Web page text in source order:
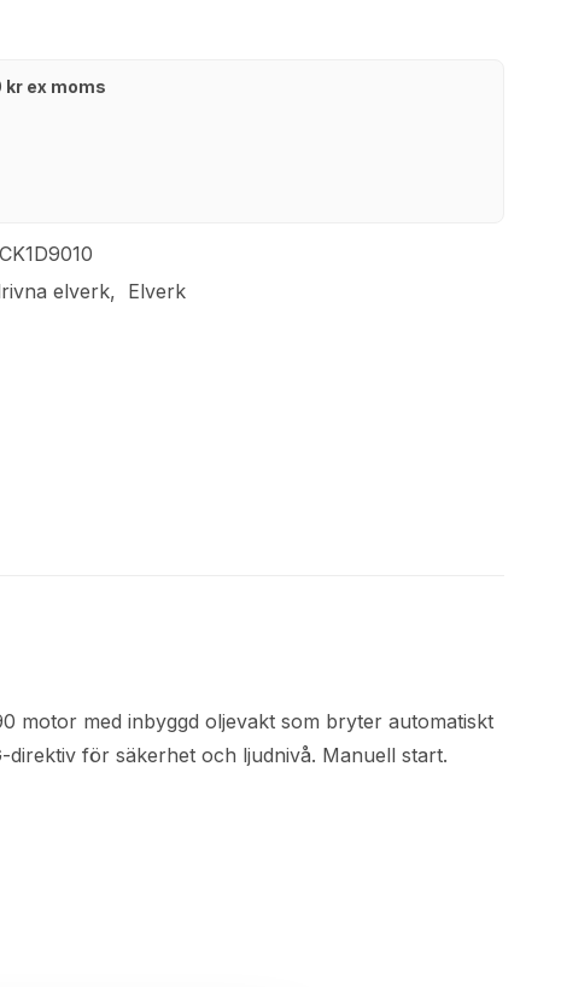
kr ex moms
elverk
Elverk
motor med inbyggd oljevakt som bryter automatiskt
direktiv för säkerhet och ljudnivå. Manuell start.